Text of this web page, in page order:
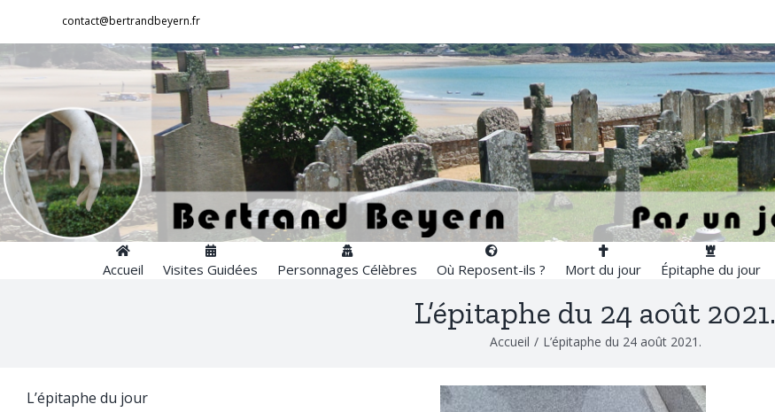
contenu
contact@bertrandbeyern.fr
Accueil Visites Guidées Personnages Célèbres Où Reposent-ils ? Mort du jour Épitaphe du jour
L’épitaphe du 24 août 2021.
Accueil / L’épitaphe du 24 août 2021.
L’épitaphe du jour